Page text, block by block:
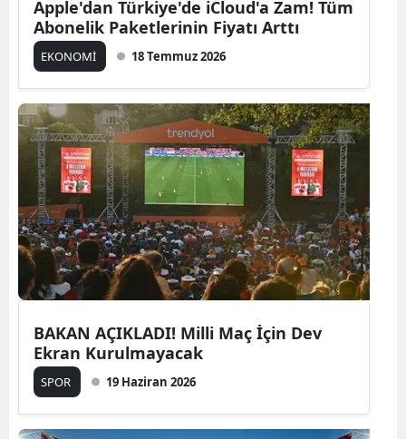
Apple'dan Türkiye'de iCloud'a Zam! Tüm
Abonelik Paketlerinin Fiyatı Arttı
EKONOMİ 18 Temmuz 2026
BAKAN AÇIKLADI! Milli Maç İçin Dev
Ekran Kurulmayacak
SPOR 19 Haziran 2026